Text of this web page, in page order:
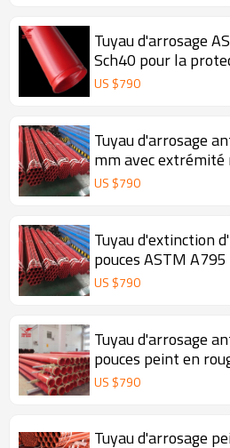
Tuyau d'arrosage
Sch40 pour la
US $790
Tuyau d'arrosage
mm avec
rouge
US $790
Tuyau d'extinction
pouces ASTM A795
US $790
Tuyau d'arrosage
pouces peint en
US $790
Tuyau d'arrosage